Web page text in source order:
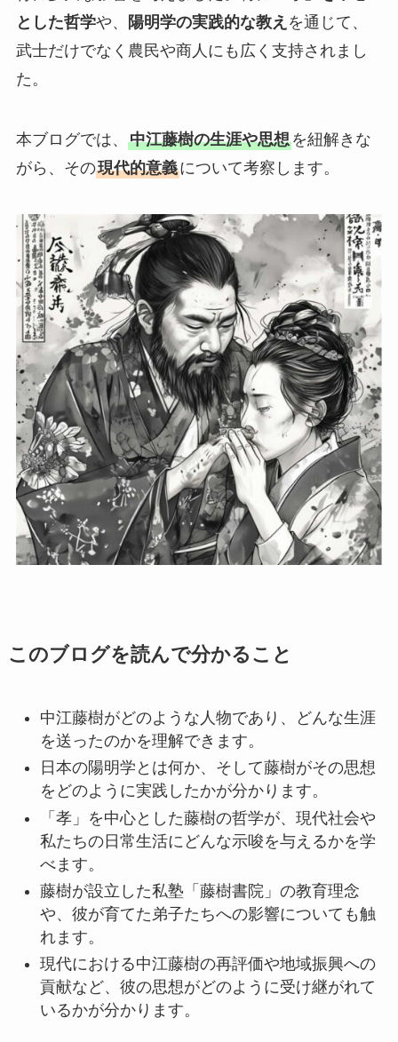
とした哲学や、 陽明学の実践的な教え を通じて、
武士だけでなく農民や商人にも広く支持されまし
た。
本ブログでは、 中江藤樹の生涯や思想を紐解きな
がら、その現代的意義について考察します。
このブログを読んで分かること
中江藤樹がどのような人物であり、どんな生涯
を送ったのかを理解できます。
日本の陽明学とは何か、そして藤樹がその思想
をどのように実践したかが分かります。
「孝」を中心とした藤樹の哲学が、現代社会や
私たちの日常生活にどんな示唆を与えるかを学
べます。
藤樹が設立した私塾「藤樹書院」の教育理念
や、彼が育てた弟子たちへの影響についても触
れます。
現代における中江藤樹の再評価や地域振興への
貢献など、彼の思想がどのように受け継がれて
いるかが分かります。